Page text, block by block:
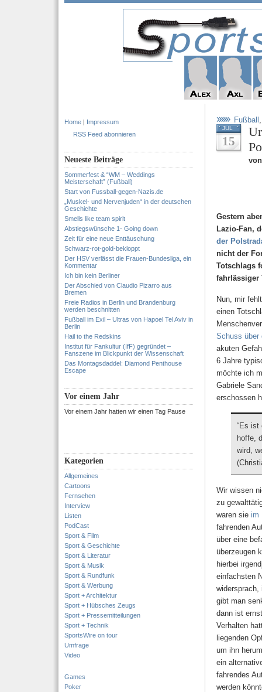
Home | Impressum
RSS Feed abonnieren
Neueste Beiträge
Sommerfest & “WM – Weddings
Meisterschaft” (Fußball)
Start von Fussball-gegen-Nazis.de
„Muskel- und Nervenjuden“ in der deutschen
Geschichte
Smells like team spirit
Abstiegswünsche 1- Going down
Zeit für eine neue Enttäuschung
Schwarz-rot-gold-bekloppt
Der HSV verlässt die Frauen-Bundesliga, ein
Kommentar
Ich bin kein Berliner
Der Abschied von Claudio Pizarro aus
Bremen
Freie Radios in Berlin und Brandenburg
werden beschnitten
Fußball im Exil – Ultras von Hapoel Tel Aviv in
Berlin
Hail to the Redskins
Institut für Fankultur (IfF) gegründet –
Fanszene im Blickpunkt der Wissenschaft
Das Montagsdaddel: Diamond Penthouse
Escape
Vor einem Jahr
Vor einem Jahr hatten wir einen Tag Pause
Kategorien
Allgemeines
Cartoons
Fernsehen
Interview
Listen
PodCast
Sport & Film
Sport & Geschichte
Sport & Literatur
Sport & Musik
Sport & Rundfunk
Sport & Werbung
Sport + Architektur
Sport + Hübsches Zeugs
Sport + Pressemitteilungen
Sport + Technik
SportsWire on tour
Umfrage
Video
Games
Poker
Fußball
JUL
15
Gestern
Lazio-Fan,
der
nicht der
Totschlags
fahrlässiger
Nun, mir
einen
Schuss über
akuten
6 Jahre
möchte ich
Gabriele
erschossen
“Es ist
hoffe,
wird,
Wir wissen
zu
waren sie im
fahrenden
über eine
überzeugen
hierbei
einfachsten
widersprach,
gibt man
dann ist
Verhalten
liegenden
um ihn
ein
fahrendes
werden